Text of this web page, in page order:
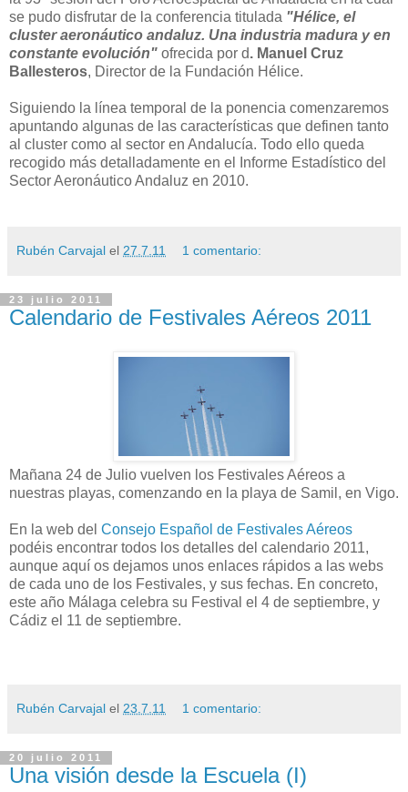
se pudo disfrutar de la conferencia titulada "Hélice, el
cluster aeronáutico andaluz. Una industria madura y en
constante evolución" ofrecida por d. Manuel Cruz
Ballesteros, Director de la Fundación Hélice.
Siguiendo la línea temporal de la ponencia comenzaremos
apuntando algunas de las características que definen tanto
al cluster como al sector en Andalucía. Todo ello queda
recogido más detalladamente en el Informe Estadístico del
Sector Aeronáutico Andaluz en 2010.
Rubén Carvajal el 27.7.11 1 comentario:
23 julio 2011
Calendario de Festivales Aéreos 2011
Mañana 24 de Julio vuelven los Festivales Aéreos a
nuestras playas, comenzando en la playa de Samil, en Vigo.
En la web del Consejo Español de Festivales Aéreos
podéis encontrar todos los detalles del calendario 2011,
aunque aquí os dejamos unos enlaces rápidos a las webs
de cada uno de los Festivales, y sus fechas. En concreto,
este año Málaga celebra su Festival el 4 de septiembre, y
Cádiz el 11 de septiembre.
Rubén Carvajal el 23.7.11 1 comentario:
20 julio 2011
Una visión desde la Escuela (I)